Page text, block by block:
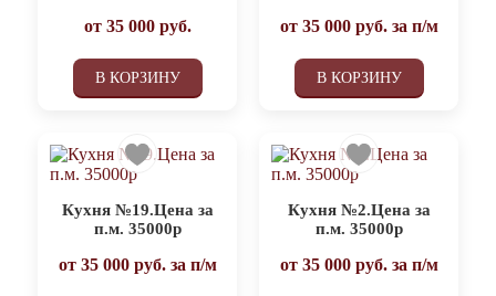
от 35 000руб.
В КОРЗИНУ
от 35 000руб. за п/м
В КОРЗИНУ
Кухня №19.Цена за
п.м. 35000р
от 35 000руб. за п/м
Кухня №2.Цена за
п.м. 35000р
от 35 000руб. за п/м